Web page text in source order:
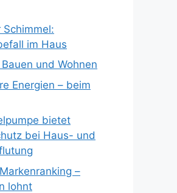
Schimmel:
im Haus
und Wohnen
Energien – beim
bietet
bei Haus- und
–
lohnt